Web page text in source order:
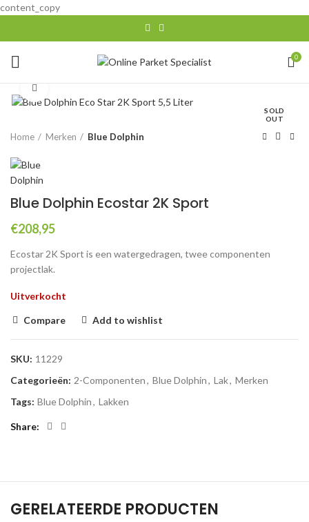
content_copy
0
SOLD
OUT
Home Merken Blue Dolphin
Blue Dolphin Ecostar 2K Sport
€208,95
Ecostar 2K Sport is een watergedragen, twee componenten
projectlak.
Uitverkocht
Compare Add to wishlist
SKU: 11229
Categorieën: 2-Componenten, Blue Dolphin, Lak, Merken
Tags: Blue Dolphin, Lakken
Share
GERELATEERDE PRODUCTEN